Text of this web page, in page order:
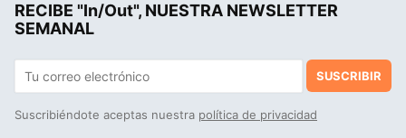
RECIBE "In/Out", NUESTRA NEWSLETTER
SEMANAL
SUSCRIBIR
Suscribiéndote aceptas nuestra política de privacidad